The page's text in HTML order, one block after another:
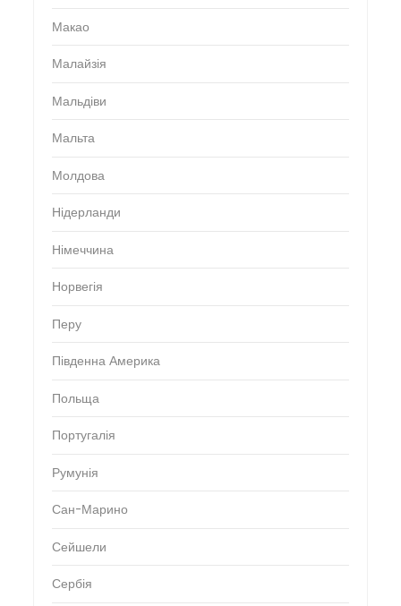
Макао
Малайзія
Мальдіви
Мальта
Молдова
Нідерланди
Німеччина
Норвегія
Перу
Південна Америка
Польща
Португалія
Румунія
Сан-Марино
Сейшели
Сербія